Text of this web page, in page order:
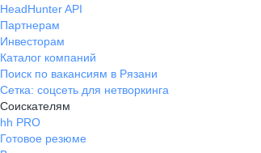
HeadHunter API
Партнерам
Инвесторам
Каталог компаний
Поиск по вакансиям в Рязани
Сетка: соцсеть для нетворкинга
Соискателям
hh PRO
Готовое резюме